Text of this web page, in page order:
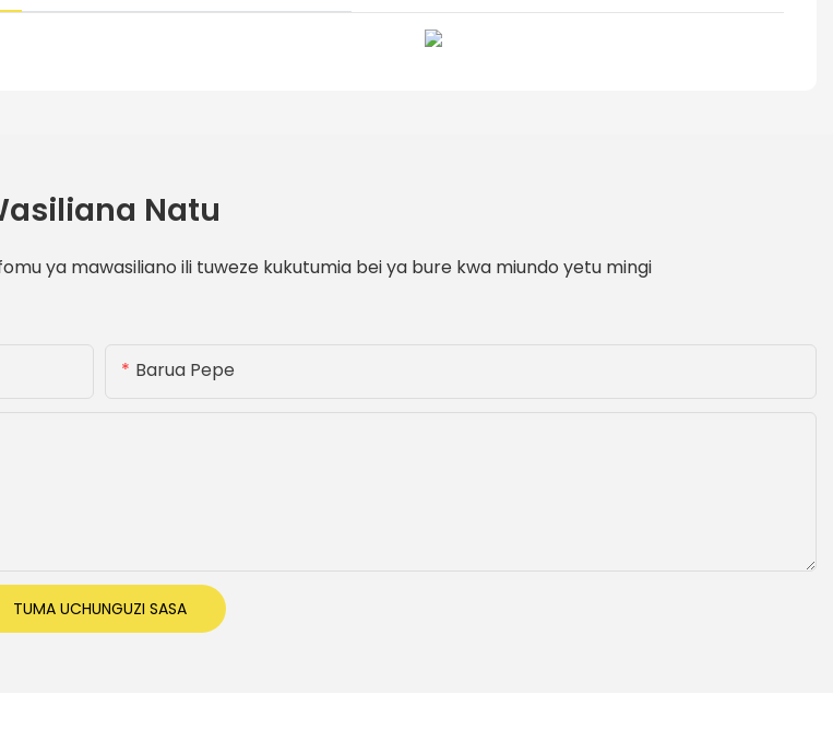
Natu
ya mawasiliano ili tuweze kukutumia bei ya bure kwa miundo yetu mingi
Barua Pepe
TUMA UCHUNGUZI SASA